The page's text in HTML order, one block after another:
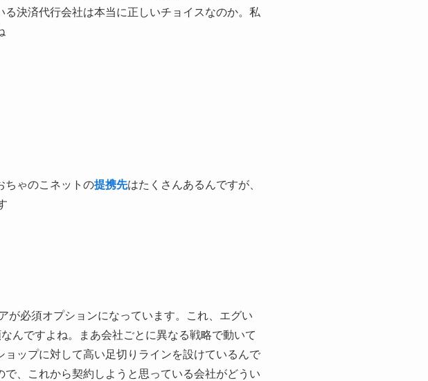
決済代行会社は本当に正しいチョイスなのか。私
ちゃのこネットの提携先はたくさんあるんですが、
が必須オプションになっています。これ、エグい
んですよね。まあ会社ごとに異なる戦略で動いて
ップに対して高い足切りラインを設けているんで
、これから契約しようと思っている会社がどうい